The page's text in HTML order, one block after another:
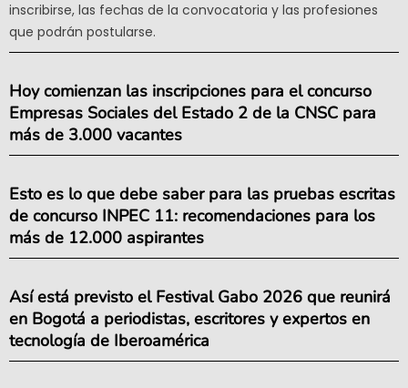
inscribirse, las fechas de la convocatoria y las profesiones
que podrán postularse.
Hoy comienzan las inscripciones para el concurso
Empresas Sociales del Estado 2 de la CNSC para
más de 3.000 vacantes
Esto es lo que debe saber para las pruebas escritas
de concurso INPEC 11: recomendaciones para los
más de 12.000 aspirantes
Así está previsto el Festival Gabo 2026 que reunirá
en Bogotá a periodistas, escritores y expertos en
tecnología de Iberoamérica